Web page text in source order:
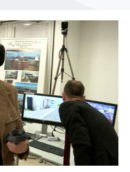
sfida è coniugare